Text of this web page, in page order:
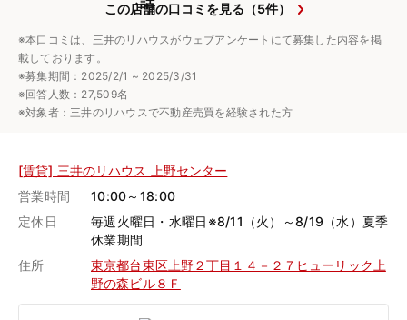
この店舗の口コミを見る（5件）
※本口コミは、三井のリハウスがウェブアンケートにて募集した内容を掲
載しております。
※募集期間：2025/2/1 ~ 2025/3/31
※回答人数：27,509名
※対象者：三井のリハウスで不動産売買を経験された方
[賃貸] 三井のリハウス 上野センター
営業時間
10:00～18:00
定休日
毎週火曜日・水曜日※8/11（火）～8/19（水）夏季
休業期間
住所
東京都台東区上野２丁目１４－２７ヒューリック上
野の森ビル８Ｆ